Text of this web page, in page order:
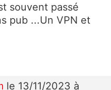
souvent passé
pub ...Un VPN et
le 13/11/2023 à